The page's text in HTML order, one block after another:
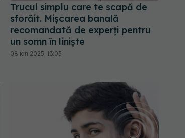
Trucul simplu care te scapă de
sforăit. Mișcarea banală
recomandată de experți pentru
un somn în liniște
08 ian 2025, 13:03